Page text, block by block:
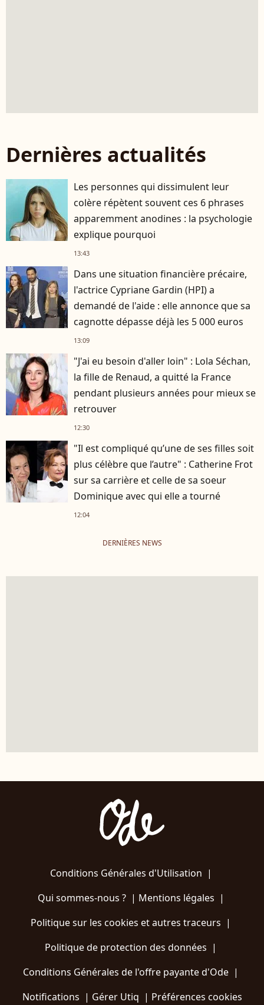
Dernières actualités
Les personnes qui dissimulent leur
colère répètent souvent ces 6 phrases
apparemment anodines : la psychologie
explique pourquoi
13:43
Dans une situation financière précaire,
l'actrice Cypriane Gardin (HPI) a
demandé de l'aide : elle annonce que sa
cagnotte dépasse déjà les 5 000 euros
13:09
"J'ai eu besoin d'aller loin" : Lola Séchan,
la fille de Renaud, a quitté la France
pendant plusieurs années pour mieux se
retrouver
12:30
"Il est compliqué qu’une de ses filles soit
plus célèbre que l’autre" : Catherine Frot
sur sa carrière et celle de sa soeur
Dominique avec qui elle a tourné
12:04
DERNIÈRES NEWS
Conditions Générales d'Utilisation |
Qui sommes-nous ?| Mentions légales |
Politique sur les cookies et autres traceurs |
Politique de protection des données |
Conditions Générales de l'offre payante d'Ode |
Notifications | Gérer Utiq | Préférences cookies